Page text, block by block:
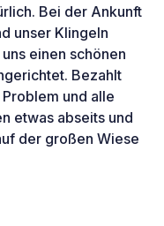
Bei der Ankunft
unser Klingeln
einen schönen
Bezahlt
und alle
etwas abseits und
der großen Wiese